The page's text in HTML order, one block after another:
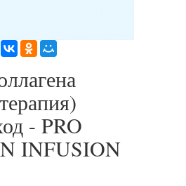
- PRO
INFUSION